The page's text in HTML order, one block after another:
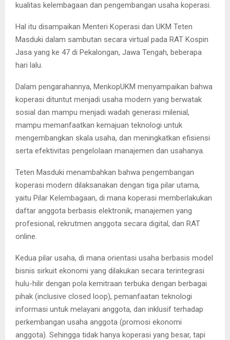
kualitas kelembagaan dan pengembangan usaha koperasi.
Hal itu disampaikan Menteri Koperasi dan UKM Teten
Masduki dalam sambutan secara virtual pada RAT Kospin
Jasa yang ke 47 di Pekalongan, Jawa Tengah, beberapa
hari lalu.
Dalam pengarahannya, MenkopUKM menyampaikan bahwa
koperasi dituntut menjadi usaha modern yang berwatak
sosial dan mampu menjadi wadah generasi milenial,
mampu memanfaatkan kemajuan teknologi untuk
mengembangkan skala usaha, dan meningkatkan efisiensi
serta efektivitas pengelolaan manajemen dan usahanya.
Teten Masduki menambahkan bahwa pengembangan
koperasi modern dilaksanakan dengan tiga pilar utama,
yaitu Pilar Kelembagaan, di mana koperasi memberlakukan
daftar anggota berbasis elektronik, manajemen yang
profesional, rekrutmen anggota secara digital, dan RAT
online.
Kedua pilar usaha, di mana orientasi usaha berbasis model
bisnis sirkuit ekonomi yang dilakukan secara terintegrasi
hulu-hilir dengan pola kemitraan terbuka dengan berbagai
pihak (inclusive closed loop), pemanfaatan teknologi
informasi untuk melayani anggota, dan inklusif terhadap
perkembangan usaha anggota (promosi ekonomi
anggota). Sehingga tidak hanya koperasi yang besar, tapi